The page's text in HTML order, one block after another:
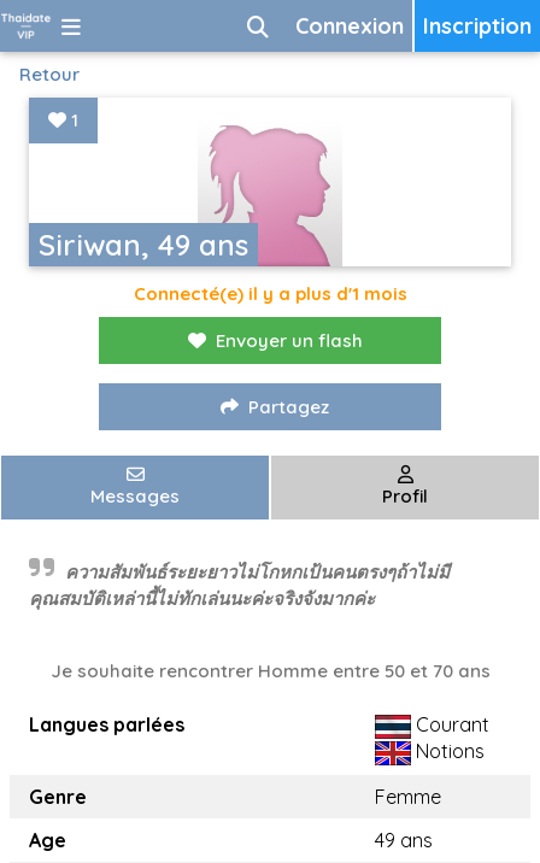
Inscription
Connexion
Retour
Siriwan, 49 ans
1
Connecté(e) il y a plus d'1 mois
Envoyer un flash
Partagez
Messages Profil
ความสัมพันธ์ระยะยาวไม่โกหกเป้นคนตรงๆถ้าไม่มี
คุณสมบัติเหล่านี้ไม่ทักเล่นนะค่ะจริงจังมากค่ะ
Je souhaite rencontrer Homme entre 50 et 70 ans
Langues parlées
Courant
Notions
Genre
Femme
Age
49 ans